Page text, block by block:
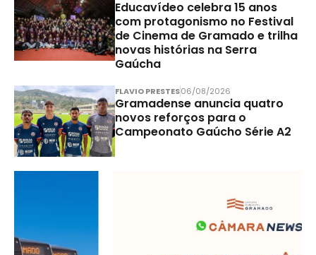
Educavídeo celebra 15 anos
com protagonismo no Festival
de Cinema de Gramado e trilha
novas histórias na Serra
Gaúcha
FLAVIO PRESTES06/08/2026
Gramadense anuncia quatro
novos reforços para o
Campeonato Gaúcho Série A2